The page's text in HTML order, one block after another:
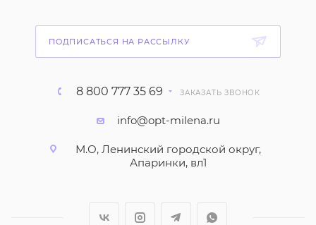
ПОДПИСАТЬСЯ НА РАССЫЛКУ
8 800 777 35 69 ЗАКАЗАТЬ ЗВОНОК
info@opt-milena.ru
М.О, Ленинский городской округ,
Апаринки, вл1